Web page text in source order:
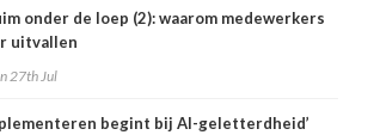
onder de loep (2): waarom medewerkers
uitvallen
27th Jul
begint bij AI-geletterdheid’